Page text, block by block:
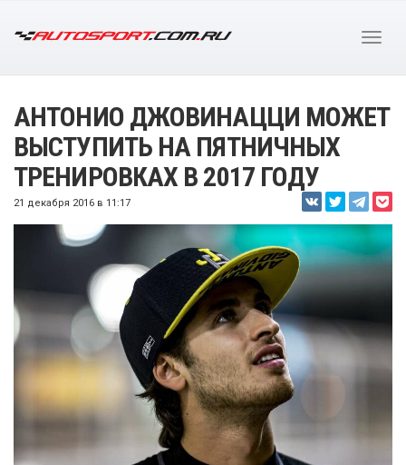
АНТОНИО ДЖОВИНАЦЦИ МОЖЕТ
ВЫСТУПИТЬ НА ПЯТНИЧНЫХ
ТРЕНИРОВКАХ В 2017 ГОДУ
21 декабря 2016 в 11:17